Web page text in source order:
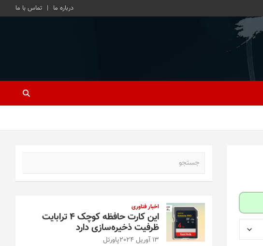
درباره ما تماس با ما
اخبار فناوری
این کارت حافظه کوچک ۴ ترابایت
ظرفیت ذخیره‌سازی دارد
13 آوریل 2024 پاورتل